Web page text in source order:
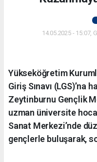
14.05.2025 - 15:07,
Yükseköğretim
Giriş Sınavı (LGS)’na
Zeytinburnu Gençlik
uzman üniversite
Sanat Merkezi’nde
gençlerle buluşarak,